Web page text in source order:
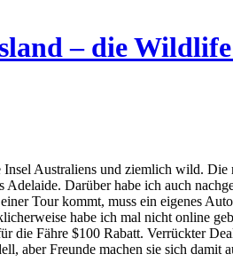
– die
Australiens und ziemlich wild.
Adelaide. Darüber habe ich auch
Tour kommt, muss ein eigenes
habe ich mal nicht online
die Fähre $100 Rabatt. Verrückter
aber Freunde machen sie sich damit